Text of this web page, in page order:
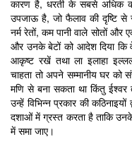
कारण है, धरती के सबसे अधिक
उपजाऊ है, जो फैलाव की दृष्टि
नर्म रेतों, कम पानी वाले सोतों
और उनके बेटों को आदेश दिया कि
आकृष्ट रखें तथा ला इलाहा
चाहता तो अपने सम्मानीय घर
मणि से बना सकता था किंतु ईश्वर
उन्हें विभिन्न प्रकार की
दशाओं में ग्रस्त करता है ताकि
में समा जाए।